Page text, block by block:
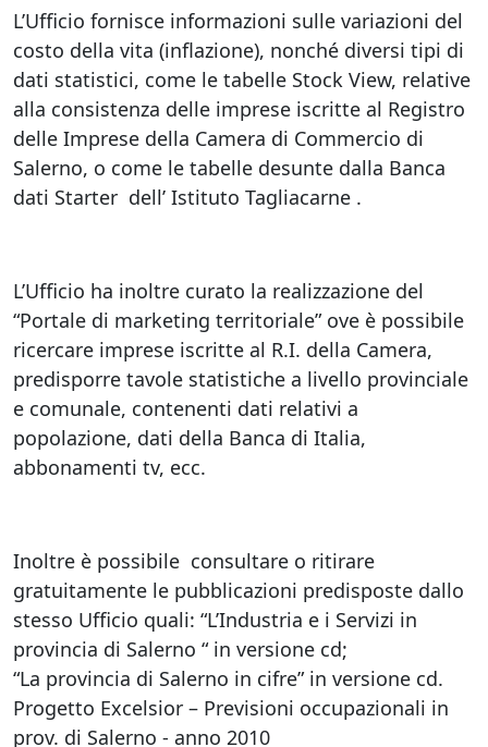
L’Ufficio fornisce informazioni sulle variazioni del
costo della vita (inflazione), nonché diversi tipi di
dati statistici, come le tabelle Stock View, relative
alla consistenza delle imprese iscritte al Registro
delle Imprese della Camera di Commercio di
Salerno, o come le tabelle desunte dalla Banca
dati Starter dell’ Istituto Tagliacarne .
L’Ufficio ha inoltre curato la realizzazione del
“Portale di marketing territoriale” ove è possibile
ricercare imprese iscritte al R.I. della Camera,
predisporre tavole statistiche a livello provinciale
e comunale, contenenti dati relativi a
popolazione, dati della Banca di Italia,
abbonamenti tv, ecc.
Inoltre è possibile consultare o ritirare
gratuitamente le pubblicazioni predisposte dallo
stesso Ufficio quali: “L’Industria e i Servizi in
provincia di Salerno “ in versione cd;
“La provincia di Salerno in cifre” in versione cd.
Progetto Excelsior – Previsioni occupazionali in
prov. di Salerno - anno 2010